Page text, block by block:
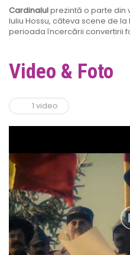
Cardinalulprezintă o parte
Iuliu Hossu, câteva scene de
perioada încercării convertirii
Video & Foto
1 video